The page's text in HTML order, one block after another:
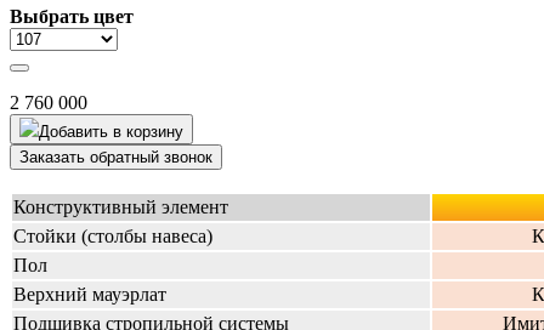
Выбрать цвет
2 760 000
Добавить в корзину
Заказать обратный звонок
Конструктивный элемент
Стойки (столбы навеса)
Пол
Верхний мауэрлат
Подшивка стропильной системы